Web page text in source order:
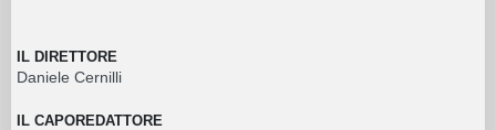
IL DIRETTORE
Daniele Cernilli
IL CAPOREDATTORE